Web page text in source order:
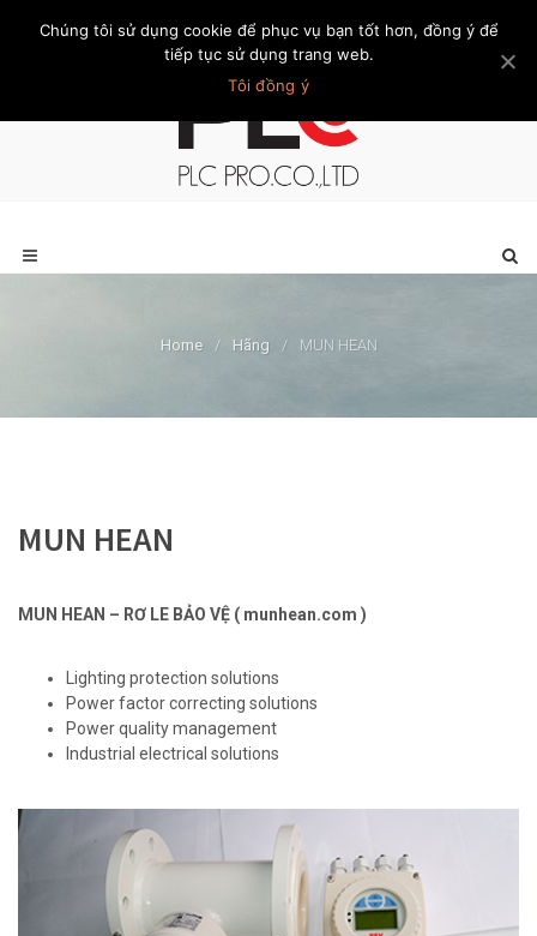
Trang chủ Giới thiệu Khách hàng Liên hệ Thành viên
Home / Hãng / MUN HEAN
MUN HEAN
MUN HEAN – RƠ LE BẢO VỆ ( munhean.com )
Lighting protection solutions
Power factor correcting solutions
Power quality management
Industrial electrical solutions
Chúng tôi sử dụng cookie để phục vụ bạn tốt hơn, đồng ý để
tiếp tục sử dụng trang web.
Tôi đồng ý